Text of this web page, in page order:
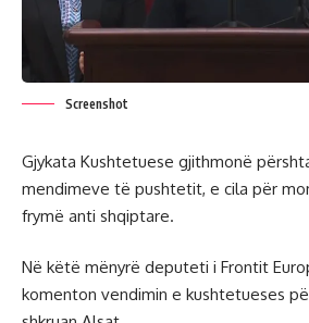
Screenshot
Gjykata Kushtetuese gjithmonë
mendimeve të pushtetit, e cila për
frymë anti shqiptare.
Në këtë mënyrë deputeti i Frontit
komenton vendimin e kushtetueses